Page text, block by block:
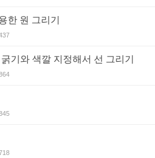
한 원 그리기
기와 색깔 지정해서 선 그리기